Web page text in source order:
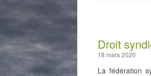
Droit
18 mars 2020
La fédération